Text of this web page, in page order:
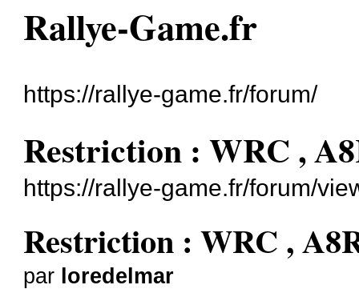
Rallye-Game.fr
https://rallye-game.fr/forum/
Restriction : WRC ,
https://rallye-game.fr/forum/
Restriction : WRC ,
par loredelmar